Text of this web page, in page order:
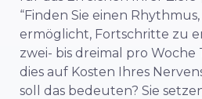
“Finden Sie einen
ermöglicht, Fortschritte zu
zwei- bis dreimal pro Woche
dies auf Kosten Ihres
soll das bedeuten? Sie